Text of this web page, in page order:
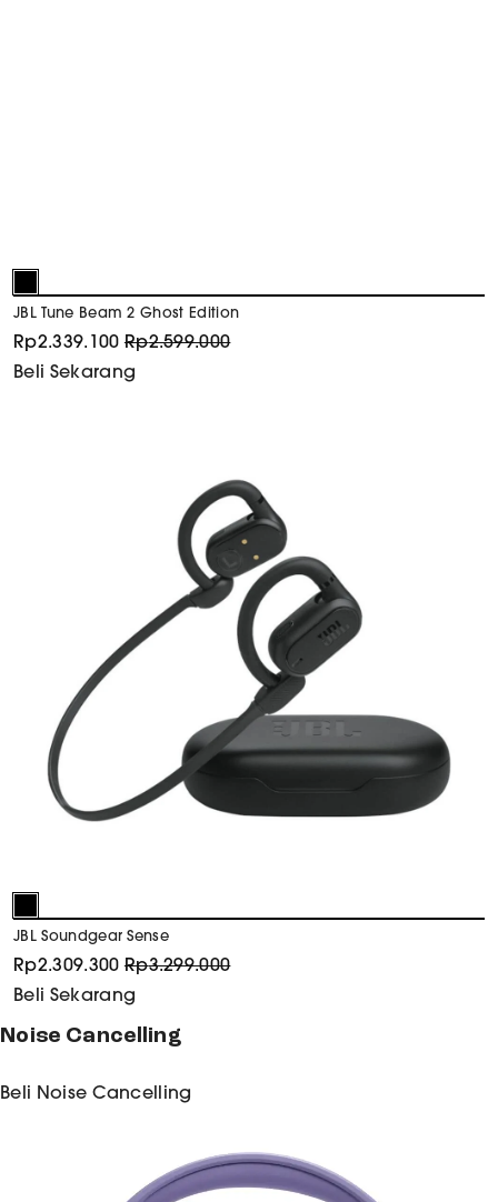
JBL Tune Beam 2 Ghost Edition
Rp2.339.100 Rp2.599.000
Beli Sekarang
JBL Soundgear Sense
Rp2.309.300 Rp3.299.000
Beli Sekarang
Noise Cancelling
Beli Noise Cancelling